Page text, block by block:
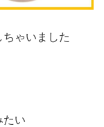
ゃいました
たい